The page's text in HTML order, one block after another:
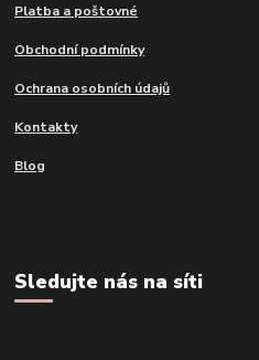
Platba a poštovné
Obchodní podmínky
Ochrana osobních údajů
Kontakty
Blog
Sledujte nás na síti